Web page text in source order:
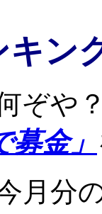
キ
ぞや
金」
月分